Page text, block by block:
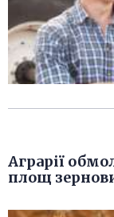
Аграрії
площ